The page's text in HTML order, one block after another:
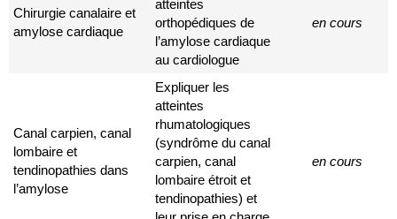
Chirurgie canalaire et
amylose cardiaque
atteintes
orthopédiques de
l’amylose cardiaque
au cardiologue
en cours
Canal carpien, canal
lombaire et
tendinopathies dans
l’amylose
Expliquer les
atteintes
rhumatologiques
(syndrôme du canal
carpien, canal
lombaire étroit et
tendinopathies) et
en cours